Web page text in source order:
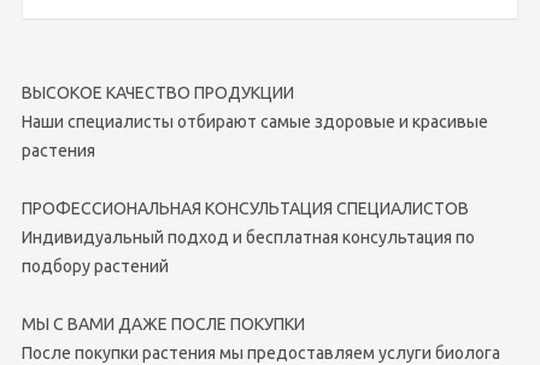
ВЫСОКОЕ КАЧЕСТВО ПРОДУКЦИИ
Наши специалисты отбирают самые здоровые и красивые
растения
ПРОФЕССИОНАЛЬНАЯ КОНСУЛЬТАЦИЯ СПЕЦИАЛИСТОВ
Индивидуальный подход и бесплатная консультация по
подбору растений
МЫ С ВАМИ ДАЖЕ ПОСЛЕ ПОКУПКИ
После покупки растения мы предоставляем услуги биолога